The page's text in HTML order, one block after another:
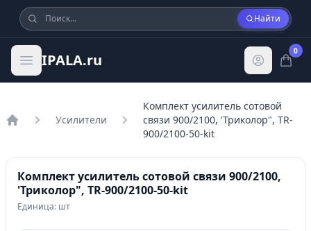
Найти
IPALA.ru
0
Усилители
Комплект усилитель сотовой
связи 900/2100, 'Триколор", TR-
900/2100-50-kit
Комплект усилитель сотовой связи 900/2100,
'Триколор", TR-900/2100-50-kit
Единица: шт